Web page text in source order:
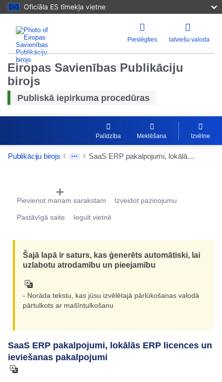
Oficiāla ES tīmekļa vietne
Pieslēgties latviešu valoda
Eiropas Savienības Publikāciju
birojs
Publiskā iepirkuma procedūras
Palīdzība Meklēšana Izvēlne
Publikāciju birojs SaaS ERP pakalpojumi, lokālās ERP licences un ieviešanas pakalpojumi
Pievienot manam sarakstam Izveidot paziņojumu
Pastāvīgā saite Iegult vietnē
Šajā lapā ir saturs, kas ģenerēts automātiski, lai
uzlabotu atrodamību un pieejamību
- Norāda tekstu, kas jūsu izvēlētajā pārlūkošanas valodā
pārtulkots ar mašīntulkošanu
SaaS ERP pakalpojumi, lokālās ERP licences un
ieviešanas pakalpojumi